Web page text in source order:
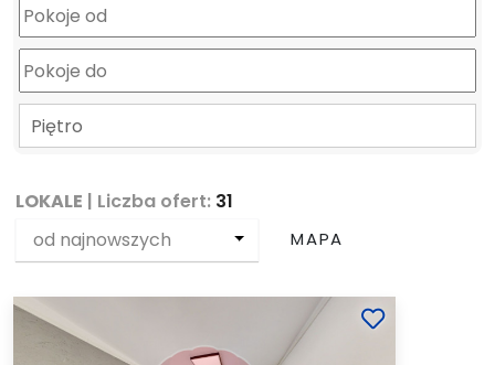
Piętro
LOKALE | Liczba ofert: 31
od najnowszych
MAPA